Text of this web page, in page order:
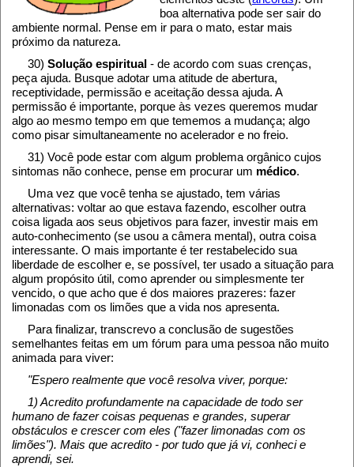
boa alternativa pode ser sair do
ambiente normal. Pense em ir para o mato, estar mais
próximo da natureza.
30) Solução espiritual - de acordo com suas crenças,
peça ajuda. Busque adotar uma atitude de abertura,
receptividade, permissão e aceitação dessa ajuda. A
permissão é importante, porque às vezes queremos mudar
algo ao mesmo tempo em que tememos a mudança; algo
como pisar simultaneamente no acelerador e no freio.
31) Você pode estar com algum problema orgânico cujos
sintomas não conhece, pense em procurar um médico.
Uma vez que você tenha se ajustado, tem várias
alternativas: voltar ao que estava fazendo, escolher outra
coisa ligada aos seus objetivos para fazer, investir mais em
auto-conhecimento (se usou a câmera mental), outra coisa
interessante. O mais importante é ter restabelecido sua
liberdade de escolher e, se possível, ter usado a situação para
algum propósito útil, como aprender ou simplesmente ter
vencido, o que acho que é dos maiores prazeres: fazer
limonadas com os limões que a vida nos apresenta.
Para finalizar, transcrevo a conclusão de sugestões
semelhantes feitas em um fórum para uma pessoa não muito
animada para viver:
"Espero realmente que você resolva viver, porque:
1) Acredito profundamente na capacidade de todo ser
humano de fazer coisas pequenas e grandes, superar
obstáculos e crescer com eles ("fazer limonadas com os
limões"). Mais que acredito - por tudo que já vi, conheci e
aprendi, sei.